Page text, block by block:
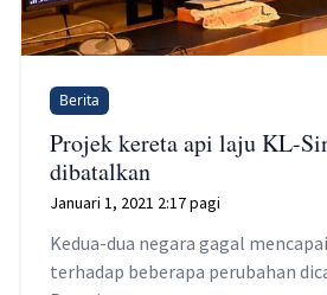
Berita
Projek kereta api laju KL-
dibatalkan
Januari 1, 2021 2:17 pagi
Kedua-dua negara gagal
terhadap beberapa perubahan